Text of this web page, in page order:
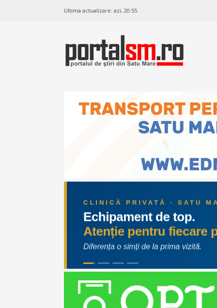
Ultima actualizare: azi, 20:55